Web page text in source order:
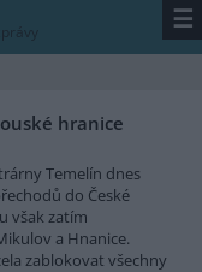
zprávy ☰
hranice
Temelín dnes
do České
však zatím
a Hnanice.
zablokovat všechny